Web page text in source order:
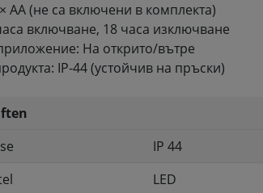
AA (не са включени в комплекта)
включване, 18 часа изключване
На открито/вътре
IP-44 (устойчив на пръски)
IP 44
LED